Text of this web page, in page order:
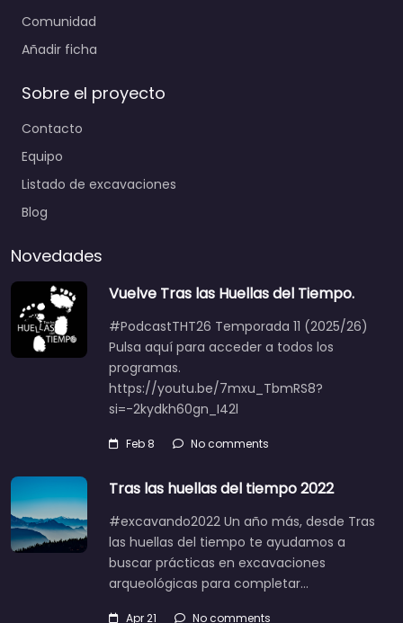
Comunidad
Añadir ficha
Sobre el proyecto
Contacto
Equipo
Listado de excavaciones
Blog
Novedades
Vuelve Tras las Huellas del Tiempo.
#PodcastTHT26 Temporada 11 (2025/26)
Pulsa aquí para acceder a todos los
programas.
https://youtu.be/7mxu_TbmRS8?
si=-2kydkh60gn_I42l
Feb 8 No comments
Tras las huellas del tiempo 2022
#excavando2022 Un año más, desde Tras
las huellas del tiempo te ayudamos a
buscar prácticas en excavaciones
arqueológicas para completar…
Apr 21 No comments